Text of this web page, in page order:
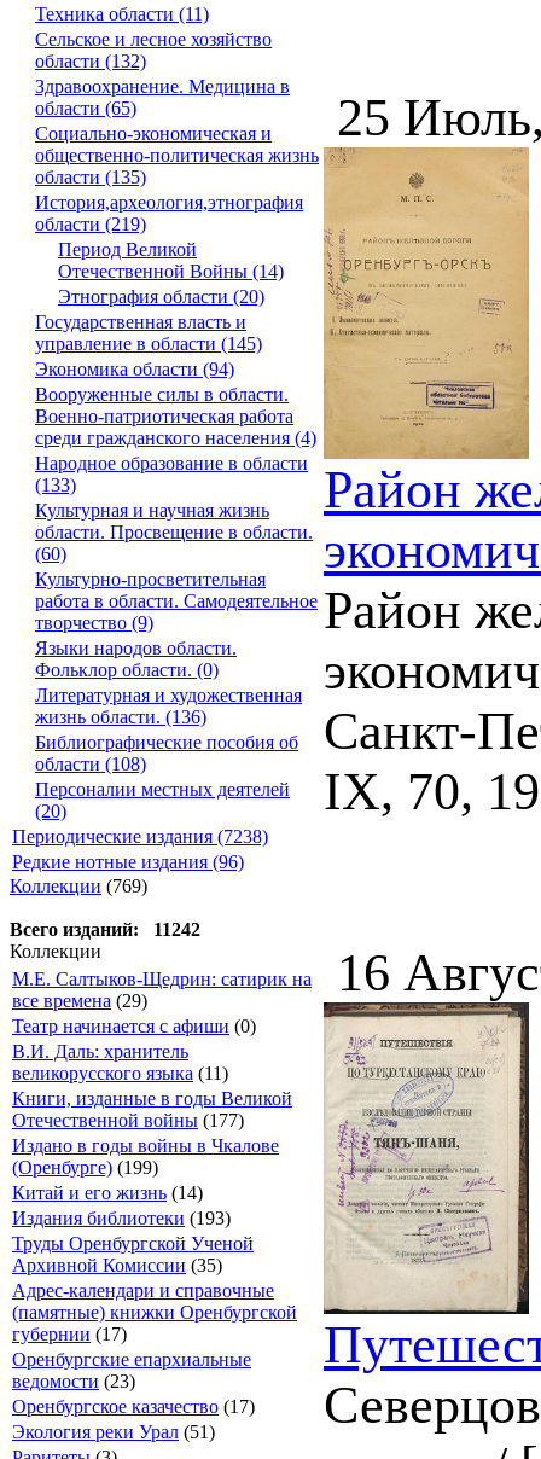
Техника области (11)
Сельское и лесное хозяйство
области (132)
Здравоохранение. Медицина в
области (65)
Социально-экономическая и
общественно-политическая жизнь
области (135)
История,археология,этнография
области (219)
Период Великой
Отечественной Войны (14)
Этнография области (20)
Государственная власть и
управление в области (145)
Экономика области (94)
Вооруженные силы в области.
Военно-патриотическая работа
среди гражданского населения (4)
Народное образование в области
(133)
Культурная и научная жизнь
области. Просвещение в области.
(60)
Культурно-просветительная
работа в области. Самодеятельное
творчество (9)
Языки народов области.
Фольклор области. (0)
Литературная и художественная
жизнь области. (136)
Библиографические пособия об
области (108)
Персоналии местных деятелей
(20)
Периодические издания (7238)
Редкие нотные издания (96)
Коллекции (769)
Всего изданий: 11242
Коллекции
М.Е. Салтыков-Щедрин: сатирик на
все времена (29)
Театр начинается с афиши (0)
В.И. Даль: хранитель
великорусского языка (11)
Книги, изданные в годы Великой
Отечественной войны (177)
Издано в годы войны в Чкалове
(Оренбурге) (199)
Китай и его жизнь (14)
Издания библиотеки (193)
Труды Оренбургской Ученой
Архивной Комиссии (35)
Адрес-календари и справочные
(памятные) книжки Оренбургской
губернии (17)
Оренбургские епархиальные
ведомости (23)
Оренбургское казачество (17)
Экология реки Урал (51)
25
Район
Район
Санкт-
IX, 70,
16